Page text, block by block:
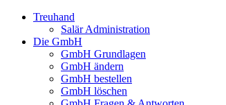
Treuhand
Salär Administration
Die GmbH
GmbH Grundlagen
GmbH ändern
GmbH bestellen
GmbH löschen